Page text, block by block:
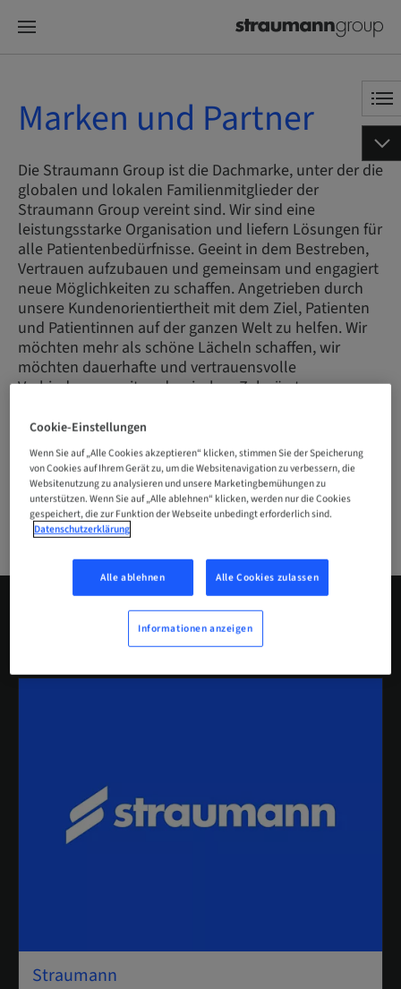
Marken und Partner
Die Straumann Group ist die Dachmarke, unter der die
globalen und lokalen Familienmitglieder der
Straumann Group vereint sind. Wir sind eine
leistungsstarke Organisation und liefern Lösungen für
alle Patientenbedürfnisse. Geeint in dem Bestreben,
Vertrauen aufzubauen und gemeinsam und engagiert
neue Möglichkeiten zu schaffen. Angetrieben durch
unsere Kundenorientiertheit mit dem Ziel, Patienten
und Patientinnen auf der ganzen Welt zu helfen. Wir
möchten mehr als schöne Lächeln schaffen, wir
möchten dauerhafte und vertrauensvolle
Verbindungen mit und zwischen Zahnärzten,
zahnmedizinischen Netzwerken und der
internationalen zahnmedizinischen Gemeinschaft
aufbauen.
MEHR ERFAHREN
Patienten-Websites
Straumann
Cookie-Einstellungen
Wenn Sie auf „Alle Cookies akzeptieren“ klicken, stimmen Sie der Speicherung
von Cookies auf Ihrem Gerät zu, um die Websitenavigation zu verbessern, die
Websitenutzung zu analysieren und unsere Marketingbemühungen zu
unterstützen. Wenn Sie auf „Alle ablehnen“ klicken, werden nur die Cookies
gespeichert, die zur Funktion der Webseite unbedingt erforderlich sind.
Datenschutzerklärung
Alle ablehnen Alle Cookies zulassen
Informationen anzeigen